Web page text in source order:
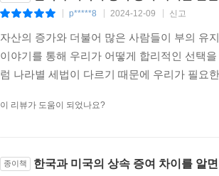
p*****8 2024-12-09 신고
자산의 증가와 더불어 많은 사람들이 부의 유
이야기를 통해 우리가 어떻게 합리적인 선택
럼 나라별 세법이 다르기 때문에 우리가 필요
이 리뷰가 도움이 되었나요?
종이책 한국과 미국의 상속 증여 차이를 알